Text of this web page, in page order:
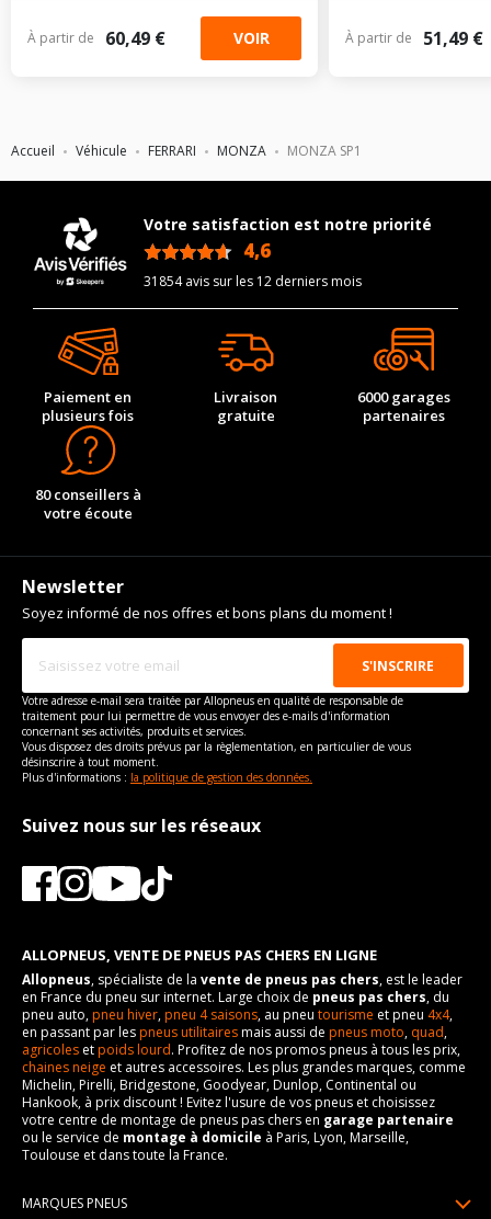
Accueil Véhicule FERRARI MONZA MONZA SP1
FERRARI
Nom du modele
MONZA SP1
motorisation
Code motorisation
F 140 GC
Cylindrée cm3
Puissance en Kw max
596
Type
Propulsion
À partir de 60,49 € VOIR À partir de 51,49 €
Votre satisfaction est notre priorité
4,6
31854 avis sur les 12 derniers mois
Paiement en
plusieurs fois
Livraison
gratuite
6000 garages
partenaires
80 conseillers à
votre écoute
Newsletter
Soyez informé de nos offres et bons plans du moment !
Votre adresse e-mail sera traitée par Allopneus en qualité de responsable de
traitement pour lui permettre de vous envoyer des e-mails d'information
concernant ses activités, produits et services.
Vous disposez des droits prévus par la règlementation, en particulier de vous
désinscrire à tout moment.
Plus d'informations : la politique de gestion des données.
Suivez nous sur les réseaux
ALLOPNEUS, VENTE DE PNEUS PAS CHERS EN LIGNE
Allopneus, spécialiste de la vente de pneus pas chers, est le leader
en France du pneu sur internet. Large choix de pneus pas chers, du
pneu auto,pneu hiver,pneu 4 saisons, au pneu tourisme et pneu 4x4,
en passant par lespneus utilitairesmais aussi de pneus moto, quad,
agricoles etpoids lourd. Profitez de nos promos pneus à tous les prix,
chaines neige et autres accessoires. Les plus grandes marques, comme
Michelin, Pirelli, Bridgestone, Goodyear, Dunlop, Continental ou
Hankook, à prix discount ! Evitez l'usure de vos pneus et choisissez
votre centre de montage de pneus pas chers en garage partenaire
ou le service de montage à domicile à Paris, Lyon, Marseille,
Toulouse et dans toute la France.
MARQUES PNEUS